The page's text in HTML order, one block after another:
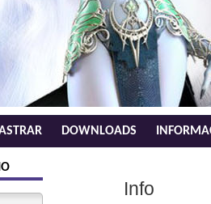
DOWNLOADS
Info